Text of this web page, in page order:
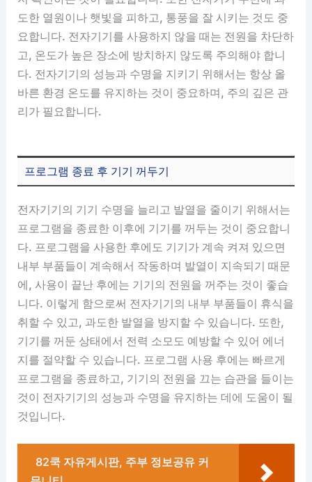
도한 열원이나 햇빛을 피하고, 통풍을 잘 시키는 것도 중
요합니다. 전자기기를 사용하지 않을 때는 전원을 차단하
고, 온도가 높은 장소에 방치하지 않도록 주의해야 합니
다. 전자기기의 성능과 수명을 지키기 위해서는 항상 올
바른 환경 온도를 유지하는 것이 중요하며, 주의 깊은 관
리가 필요합니다.
프로그램 종료 후 기기 꺼두기
전자기기의 기기 수명을 늘리고 발열을 줄이기 위해서는
프로그램을 종료한 이후에 기기를 꺼두는 것이 중요합니
다. 프로그램을 사용한 후에도 기기가 계속 켜져 있으면
내부 부품들이 계속해서 작동하며 발열이 지속되기 때문
에, 사용이 끝난 후에는 기기의 전원을 꺼주는 것이 좋습
니다. 이렇게 함으로써 전자기기의 내부 부품들이 휴식을
취할 수 있고, 과도한 발열을 방지할 수 있습니다. 또한,
기기를 꺼둔 상태에서 전력 소모도 예방할 수 있어 에너
지를 절약할 수 있습니다. 프로그램 사용 후에는 빠르게
프로그램을 종료하고, 기기의 전원을 끄는 습관을 들이는
것이 전자기기의 성능과 수명을 유지하는 데에 도움이 될
것입니다.
82쿡 자유게시판, 주부 정보공유 커